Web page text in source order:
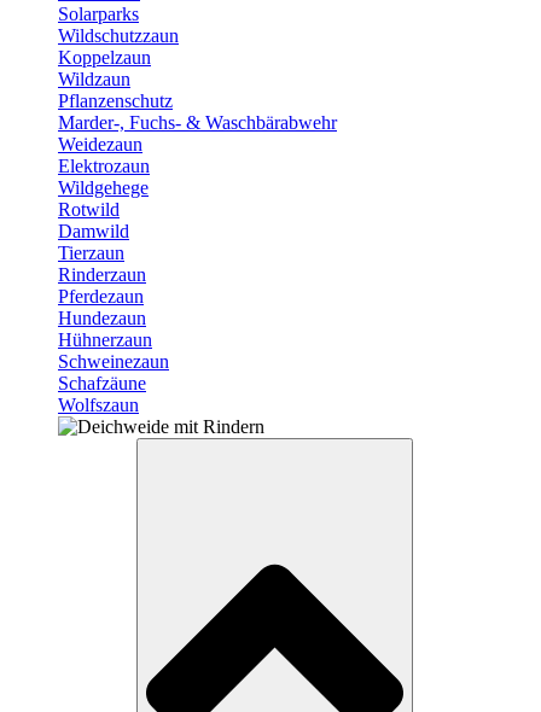
Solarparks
Wildschutzzaun
Koppelzaun
Wildzaun
Pflanzenschutz
Marder-, Fuchs- & Waschbärabwehr
Weidezaun
Elektrozaun
Wildgehege
Rotwild
Damwild
Tierzaun
Rinderzaun
Pferdezaun
Hundezaun
Hühnerzaun
Schweinezaun
Schafzäune
Wolfszaun